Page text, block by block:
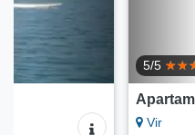
5/5
Apartamenty Dalija Vir